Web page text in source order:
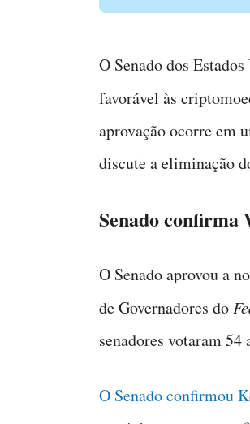
O Senado dos
favorável às
aprovação ocorre em
discute a eliminação
Senado confirma
O Senado aprovou a
de Governadores do
senadores votaram 54
O Senado confirmou